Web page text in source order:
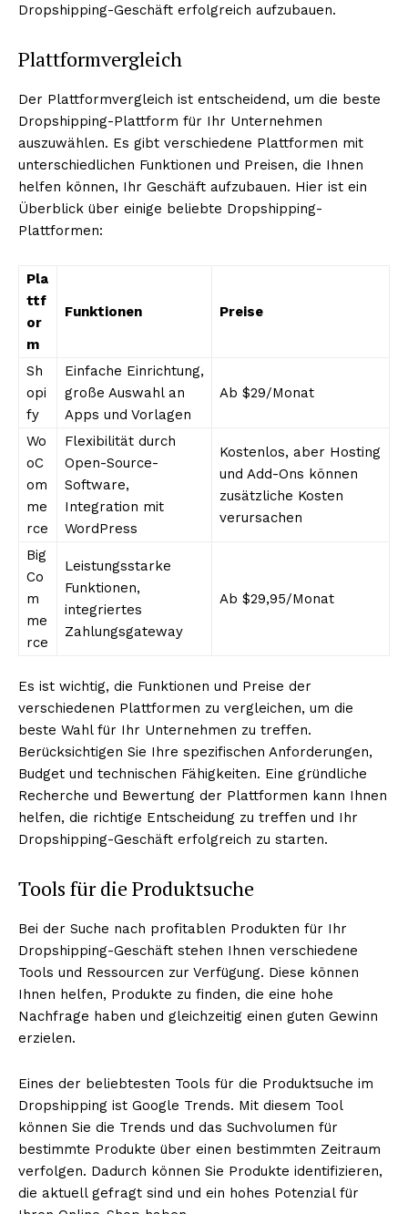
Dropshipping-Geschäft erfolgreich aufzubauen.
Plattformvergleich
Der Plattformvergleich ist entscheidend, um die beste
Dropshipping-Plattform für Ihr Unternehmen
auszuwählen. Es gibt verschiedene Plattformen mit
unterschiedlichen Funktionen und Preisen, die Ihnen
helfen können, Ihr Geschäft aufzubauen. Hier ist ein
Überblick über einige beliebte Dropshipping-
Plattformen:
Pla
ttf
or
m
Funktionen Preise
Sh
opi
fy
Einfache Einrichtung,
große Auswahl an
Apps und Vorlagen
Ab $29/Monat
Wo
oC
om
me
rce
Flexibilität durch
Open-Source-
Software,
Integration mit
WordPress
Kostenlos, aber Hosting
und Add-Ons können
zusätzliche Kosten
verursachen
Big
Co
m
me
rce
Leistungsstarke
Funktionen,
integriertes
Zahlungsgateway
Ab $29,95/Monat
Es ist wichtig, die Funktionen und Preise der
verschiedenen Plattformen zu vergleichen, um die
beste Wahl für Ihr Unternehmen zu treffen.
Berücksichtigen Sie Ihre spezifischen Anforderungen,
Budget und technischen Fähigkeiten. Eine gründliche
Recherche und Bewertung der Plattformen kann Ihnen
helfen, die richtige Entscheidung zu treffen und Ihr
Dropshipping-Geschäft erfolgreich zu starten.
Tools für die Produktsuche
Bei der Suche nach profitablen Produkten für Ihr
Dropshipping-Geschäft stehen Ihnen verschiedene
Tools und Ressourcen zur Verfügung. Diese können
Ihnen helfen, Produkte zu finden, die eine hohe
Nachfrage haben und gleichzeitig einen guten Gewinn
erzielen.
Eines der beliebtesten Tools für die Produktsuche im
Dropshipping ist Google Trends. Mit diesem Tool
können Sie die Trends und das Suchvolumen für
bestimmte Produkte über einen bestimmten Zeitraum
verfolgen. Dadurch können Sie Produkte identifizieren,
die aktuell gefragt sind und ein hohes Potenzial für